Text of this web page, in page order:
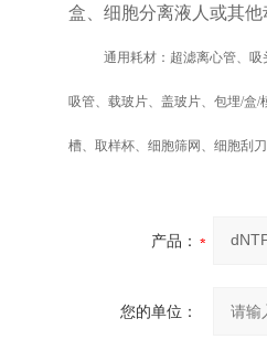
盒、细胞分离液人或其
通用耗材：超滤离心管、吸
吸管、载玻片、盖玻片、包埋/盒
槽、取样杯、细胞筛网、细胞刮
产品：
您的单位：